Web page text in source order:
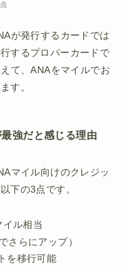
が発行するカードでは
するプロパーカードで
て、ANAをマイルでお
す。
強だと感じる理由
マイル向けのクレジッ
下の3点です。
ル相当
さらにアップ）
を移行可能